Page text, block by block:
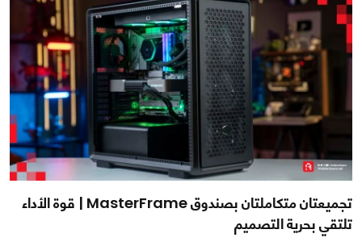
تجميعتان متكاملتان بصندوق MasterFrame | قوة الأداء
تلتقي بحرية التصميم